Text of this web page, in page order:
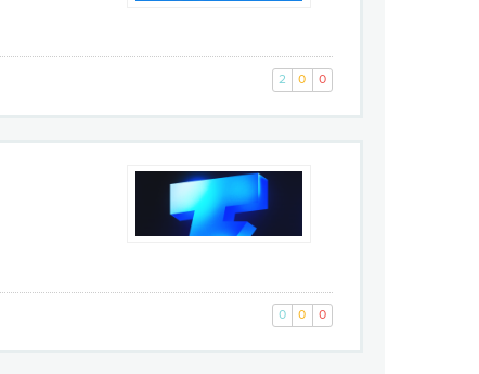
2 0 0
0 0 0